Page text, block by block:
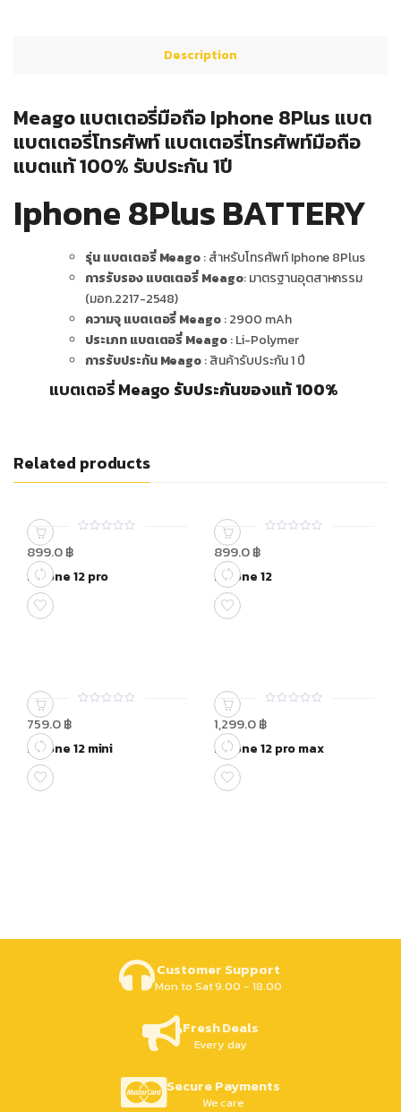
Description
Meago แบตเตอรี่มือถือ Iphone 8Plus แบต
แบตเตอรี่โทรศัพท์ แบตเตอรี่โทรศัพท์มือถือ
แบตแท้ 100% รับประกัน 1ปี
Iphone 8Plus BATTERY
รุ่น แบตเตอรี่ Meago: สำหรับโทรศัพท์ Iphone 8Plus
การรับรอง แบตเตอรี่ Meago: มาตรฐานอุตสาหกรรม
(มอก.2217-2548)
ความจุ แบตเตอรี่ Meago: 2900 mAh
ประเภท แบตเตอรี่ Meago: Li-Polymer
การรับประกัน Meago: สินค้ารับประกัน 1 ปี
แบตเตอรี่ Meago รับประกันของแท้ 100%
Related products
5
899.0฿
Iphone 12 pro
5
899.0฿
Iphone 12
5
759.0฿
Iphone 12 mini
out
5
1,299.0฿
Iphone 12 pro max
Customer Support
Mon to Sat 9.00 - 18.00
Fresh Deals
Every day
Secure Payments
We care